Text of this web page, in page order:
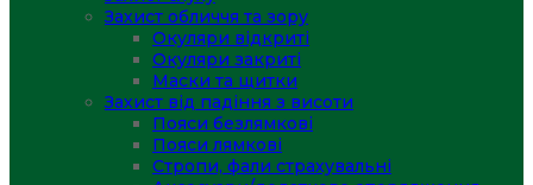
Захист обличчя та зору
Окуляри відкриті
Окуляри закриті
Маски та щитки
Захист від падіння з висоти
Пояси безлямкові
Пояси лямкові
Стропи, фали страхувальні